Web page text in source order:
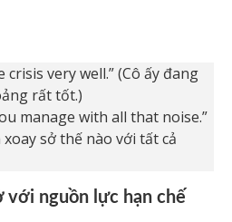
crisis very well.” (Cô ấy đang
rất tốt.)
manage with all that noise.”
sở thế nào với tất cả
với nguồn lực hạn chế